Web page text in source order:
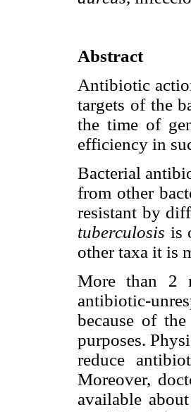
Abstract
Antibiotic
targets of the
the time of
efficiency in
Bacterial
from other
resistant by
tuberculosis is
other taxa it is
More than 2
antibiotic-
because of
purposes.
reduce
Moreover,
available